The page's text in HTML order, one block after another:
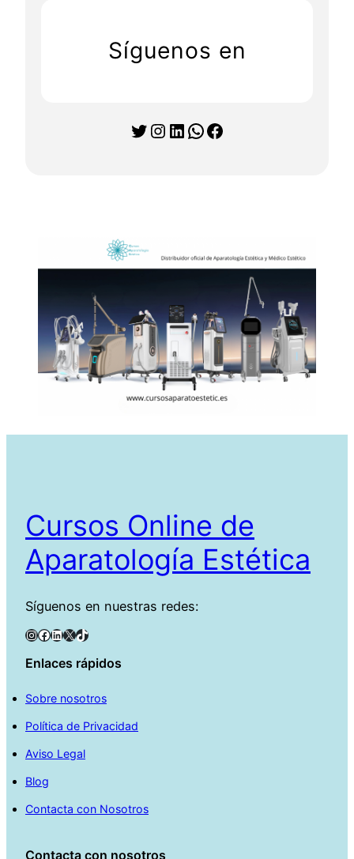
Síguenos en
Twitter Instagram LinkedIn WhatsApp Facebook
Cursos Online de
Aparatología Estética
Síguenos en nuestras redes:
InstagramFacebook LinkedIn X TikTok
Enlaces rápidos
Sobre nosotros
Política de Privacidad
Aviso Legal
Blog
Contacta con Nosotros
Contacta con nosotros